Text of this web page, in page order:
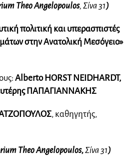
Theo Angelopoulos, Σίνα 31)
πολιτική και υπερασπιστές
στην Ανατολική Μεσόγειο»
Alberto HORST NEIDHARDT,
ΠΑΠΑΓΙΑΝΝΑΚΗΣ
, καθηγητής,
Theo Angelopoulos,Σίνα 31)